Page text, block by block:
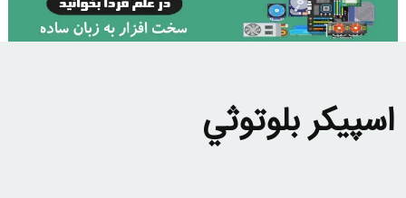
اسپيكر بلوتوثي